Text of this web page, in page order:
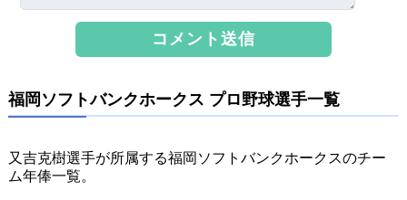
福岡ソフトバンクホークス プロ野球選手一覧
又吉克樹選手が所属する福岡ソフトバンクホークスのチー
ム年俸一覧。